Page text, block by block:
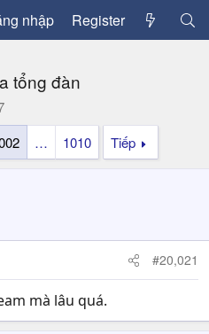
nhập Register
tổng đàn
… 1010 Tiếp
#20,021
mà lâu quá.